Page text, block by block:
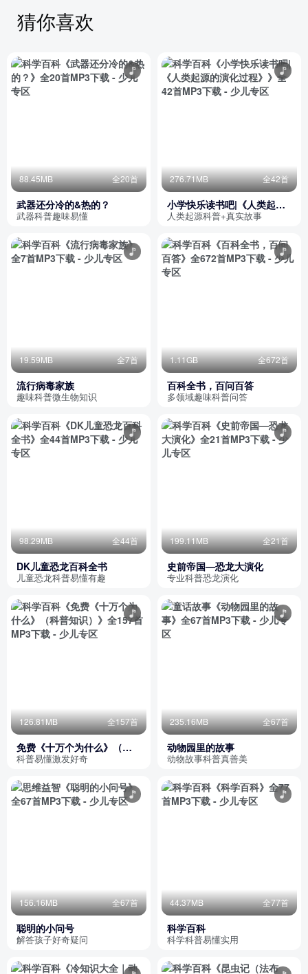
猜你喜欢
88.45MB 全20首
武器还分冷的&热的？
武器科普趣味易懂
276.71MB 全42首
小学快乐读书吧|《人类起源
的演化过程》
人类起源科普+真实故事
19.59MB 全7首
流行病毒家族
趣味科普微生物知识
1.11GB 全672首
百科全书，百问百答
多领域趣味科普问答
98.29MB 全44首
DK儿童恐龙百科全书
儿童恐龙科普易懂有趣
199.11MB 全21首
史前帝国—恐龙大演化
专业科普恐龙演化
126.81MB 全157首
免费《十万个为什么》（科
普知识）
科普易懂激发好奇
235.16MB 全67首
动物园里的故事
动物故事科普真善美
156.16MB 全67首
聪明的小问号
解答孩子好奇疑问
44.37MB 全77首
科学百科
科学科普易懂实用